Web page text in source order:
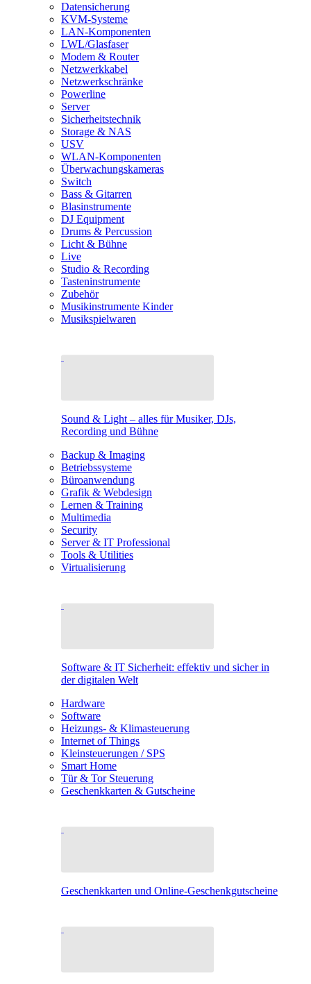
Datensicherung
KVM-Systeme
LAN-Komponenten
LWL/Glasfaser
Modem & Router
Netzwerkkabel
Netzwerkschränke
Powerline
Server
Sicherheitstechnik
Storage & NAS
USV
WLAN-Komponenten
Überwachungskameras
Switch
Bass & Gitarren
Blasinstrumente
DJ Equipment
Drums & Percussion
Licht & Bühne
Live
Studio & Recording
Tasteninstrumente
Zubehör
Musikinstrumente Kinder
Musikspielwaren
Sound & Light – alles für Musiker, DJs,
Recording und Bühne
Backup & Imaging
Betriebssysteme
Büroanwendung
Grafik & Webdesign
Lernen & Training
Multimedia
Security
Server & IT Professional
Tools & Utilities
Virtualisierung
Software & IT Sicherheit: effektiv und sicher in
der digitalen Welt
Hardware
Software
Heizungs- & Klimasteuerung
Internet of Things
Kleinsteuerungen / SPS
Smart Home
Tür & Tor Steuerung
Geschenkkarten & Gutscheine
Geschenkkarten und Online-Geschenkgutscheine